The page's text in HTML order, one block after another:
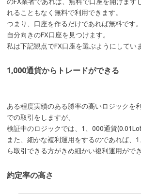
れることもなく無料で利用できます。
つまり、口座を作るだけであれば無料です
自分向きのFX口座を見つけます。
私は下記観点でFX口座を選ぶようにしてい
1,000通貨からトレードができる
ある程度実績のある勝率の高いロジックを
での取引をしますが、
検証中のロジックでは、1、000通貨
また、細かな複利運用をするのであれば、
ら取引できる方がきめ細かい複利運用ができ
約定率の高さ